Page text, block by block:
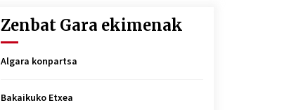
Zenbat Gara ekimenak
Algara konpartsa
Bakaikuko Etxea